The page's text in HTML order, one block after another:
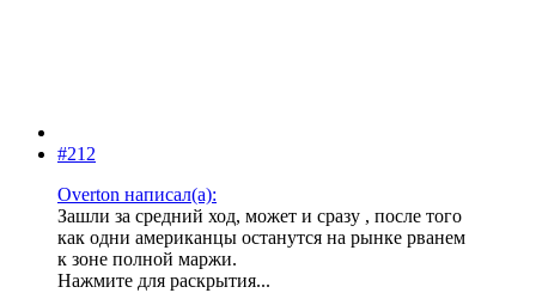
#212
Overton написал(а):
Зашли за средний ход, может и сразу , после того
как одни американцы останутся на рынке рванем
к зоне полной маржи.
Нажмите для раскрытия...